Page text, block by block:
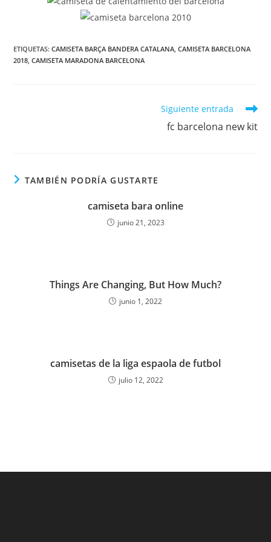
ETIQUETAS:CAMISETA BARÇA BANDERA CATALANA CAMISETA BARCELONA
2018 CAMISETA MARADONA BARCELONA
Siguiente entrada
fc barcelona new kit
TAMBIÉN PODRÍA GUSTARTE
camiseta bara online
junio 21, 2023
Things Are Changing, But How Much?
junio 1, 2022
camisetas de la liga espaola de futbol
julio 12, 2022